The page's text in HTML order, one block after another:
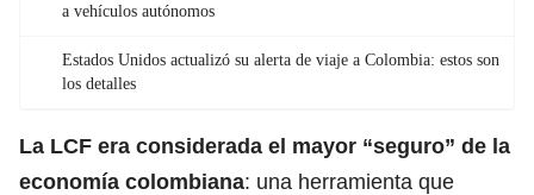
a vehículos autónomos
Estados Unidos actualizó su alerta de viaje a Colombia: estos son
los detalles
La LCF era considerada el mayor “seguro” de la
economía colombiana: una herramienta que